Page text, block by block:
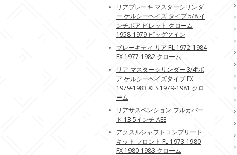
›
›
›
›
›
›
›
›
›
›
›
›
›
リアブレーキ マスターシリンダ
ー ケルシーヘイズ タイプ 5/8 イ
ンチボア ビレット クローム
1958-1979 ビッグツイン
ブレーキティ リア FL 1972-1984
FX 1977-1982 クローム
リア マスターシリンダー 3/4”ボ
ア ケルシーヘイズタイプ FX
1979-1983 XLS 1979-1981 クロ
ーム
リアサスペンション フルカバー
ド 13.5インチ AEE
アクスルシャフトコンプリート
キット フロント FL 1973-1980
FX 1980-1983 クローム